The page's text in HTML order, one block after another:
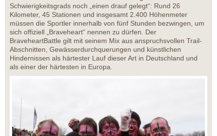
Schwierigkeitsgrads noch „einen drauf gelegt“: Rund 26
Kilometer, 45 Stationen und insgesamt 2.400 Höhenmeter
müssen die Sportler innerhalb von fünf Stunden bezwingen, um
sich offiziell „Braveheart“ nennen zu dürfen. Der
BraveheartBattle gilt mit seinem Mix aus anspruchsvollen Trail-
Abschnitten, Gewässerdurchquerungen und künstlichen
Hindernissen als härtester Lauf dieser Art in Deutschland und
als einer der härtesten in Europa.